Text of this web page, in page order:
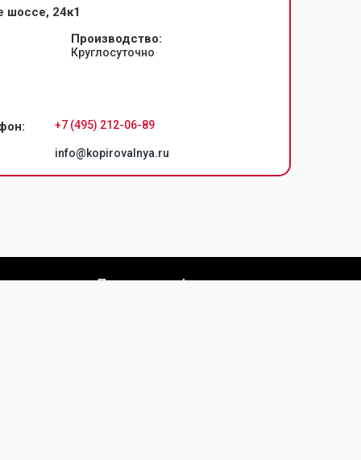
шоссе, 24к1
Производство:
Круглосуточно
+7 (495) 212-06-89
info@kopirovalnya.ru
Политика конфиденциальности